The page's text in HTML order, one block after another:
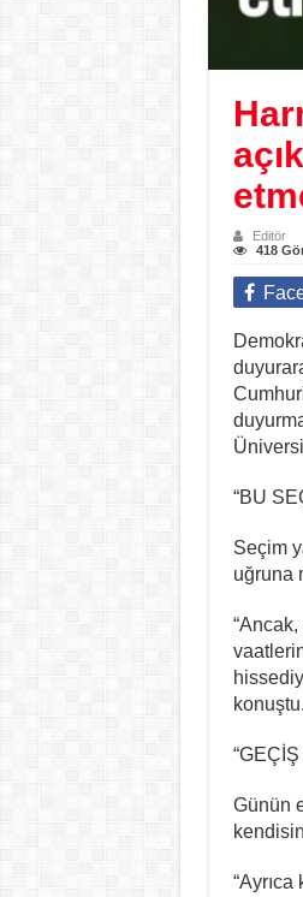
Editör
418
“BU
Seçim
uğruna
konuştu.
Günün
“Ayrıca